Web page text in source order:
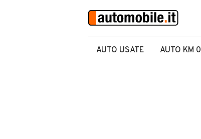
AUTO USATE AUTO KM 0